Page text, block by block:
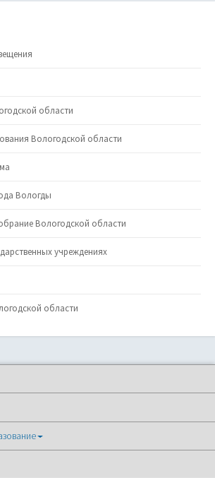
области
Вологодской области
Вологды
Вологодской области
учреждениях
области